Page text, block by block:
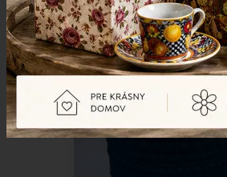
AKCIA
SKLADOM